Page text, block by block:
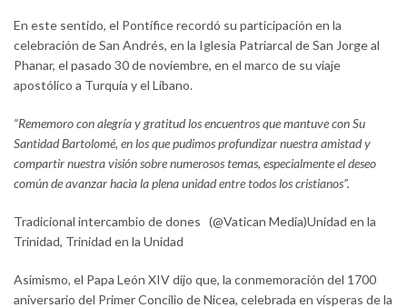
En este sentido, el Pontífice recordó su participación en la
celebración de San Andrés, en la Iglesia Patriarcal de San Jorge al
Phanar, el pasado 30 de noviembre, en el marco de su viaje
apostólico a Turquía y el Líbano.
“Rememoro con alegría y gratitud los encuentros que mantuve con Su
Santidad Bartolomé, en los que pudimos profundizar nuestra amistad y
compartir nuestra visión sobre numerosos temas, especialmente el deseo
común de avanzar hacia la plena unidad entre todos los cristianos”.
Tradicional intercambio de dones (@Vatican Media)Unidad en la
Trinidad, Trinidad en la Unidad
Asimismo, el Papa León XIV dijo que, la conmemoración del 1700
aniversario del Primer Concilio de Nicea, celebrada en vísperas de la